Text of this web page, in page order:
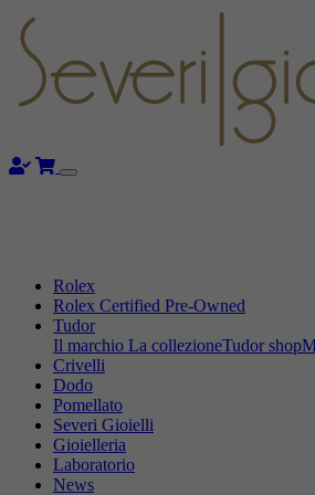
Rolex
Rolex Certified Pre-Owned
Tudor
Il marchio La collezioneTudor shop
Crivelli
Dodo
Pomellato
Severi Gioielli
Gioielleria
Laboratorio
News